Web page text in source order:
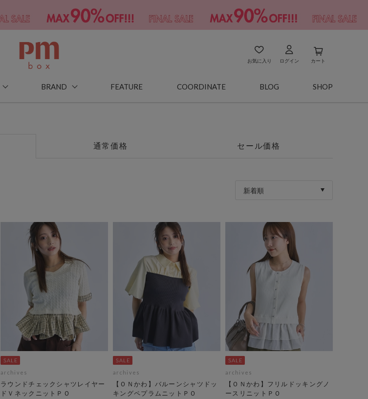
お気に入り ログイン カート
BRAND FEATURE COORDINATE BLOG SHOP
通常価格 セール価格
新着順
archives
ラウンドチェックシャツレイヤー
ドＶネックニットＰＯ
archives
【ＯＮかわ】バルーンシャツドッ
キングペプラムニットＰＯ
archives
【ＯＮかわ】フリルドッキングノ
ースリニットＰＯ